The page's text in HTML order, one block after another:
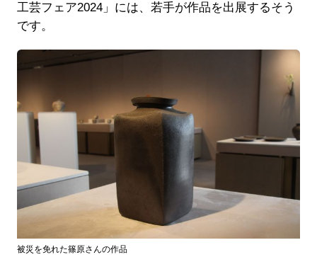
工芸フェア2024」には、若手が作品を出展するそう
です。
被災を免れた篠原さんの作品